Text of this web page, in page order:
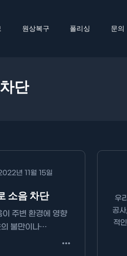
원상복구 폴리싱 문의
단
년 11월 15일
소음 차단
주변 환경에 영향
의 불만이나…
우
공
적